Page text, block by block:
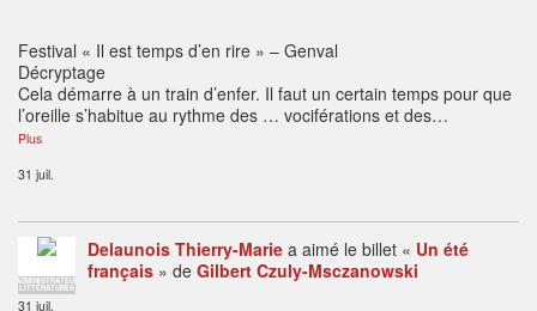
Festival « Il est temps d’en rire » – Genval
Décryptage
Cela démarre à un train d’enfer. Il faut un certain temps pour que
l’oreille s’habitue au rythme des … vociférations et des…
Plus
31 juil.
ADMINISTRATEUR
LITTÉRATURES
Delaunois Thierry-Marie a aimé le billet « Un été
français » de Gilbert Czuly-Msczanowski
31 juil.